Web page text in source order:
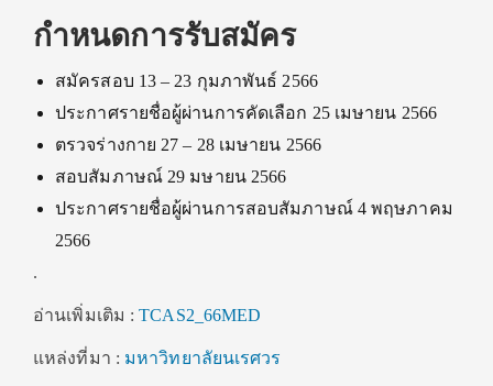
กำหนดการรับสมัคร
สมัครสอบ 13 – 23 กุมภาพันธ์ 2566
ประกาศรายชื่อผู้ผ่านการคัดเลือก 25 เมษายน 2566
ตรวจร่างกาย 27 – 28 เมษายน 2566
สอบสัมภาษณ์ 29 มษายน 2566
ประกาศรายชื่อผู้ผ่านการสอบสัมภาษณ์ 4 พฤษภาคม
2566
.
อ่านเพิ่มเติม :TCAS2_66MED
แหล่งที่มา : มหาวิทยาลัยนเรศวร